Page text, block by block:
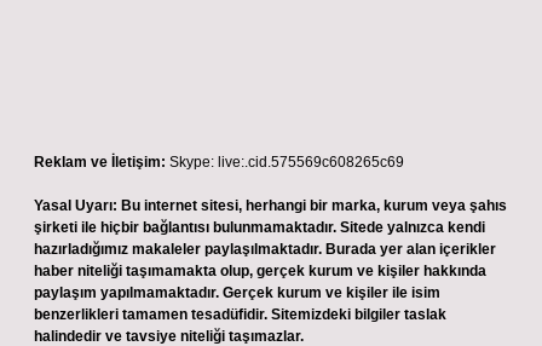
Reklam ve İletişim: Skype: live:.cid.575569c608265c69
Yasal Uyarı: Bu internet sitesi, herhangi bir marka, kurum veya şahıs
şirketi ile hiçbir bağlantısı bulunmamaktadır. Sitede yalnızca kendi
hazırladığımız makaleler paylaşılmaktadır. Burada yer alan içerikler
haber niteliği taşımamakta olup, gerçek kurum ve kişiler hakkında
paylaşım yapılmamaktadır. Gerçek kurum ve kişiler ile isim
benzerlikleri tamamen tesadüfidir. Sitemizdeki bilgiler taslak
halindedir ve tavsiye niteliği taşımazlar.